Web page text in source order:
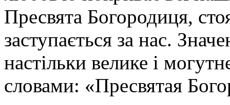
Пресвята Богородиця,
заступається за нас.
настільки велике і
словами: «Пресвятая